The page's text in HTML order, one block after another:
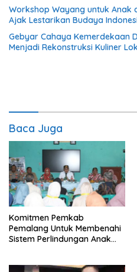
Workshop Wayang untuk Anak
Ajak Lestarikan Budaya
Gebyar Cahaya Kemerdekaan
Menjadi Rekonstruksi Kuliner
Baca Juga
Komitmen Pemkab
Pemalang Untuk Membenahi
Sistem Perlindungan Anak